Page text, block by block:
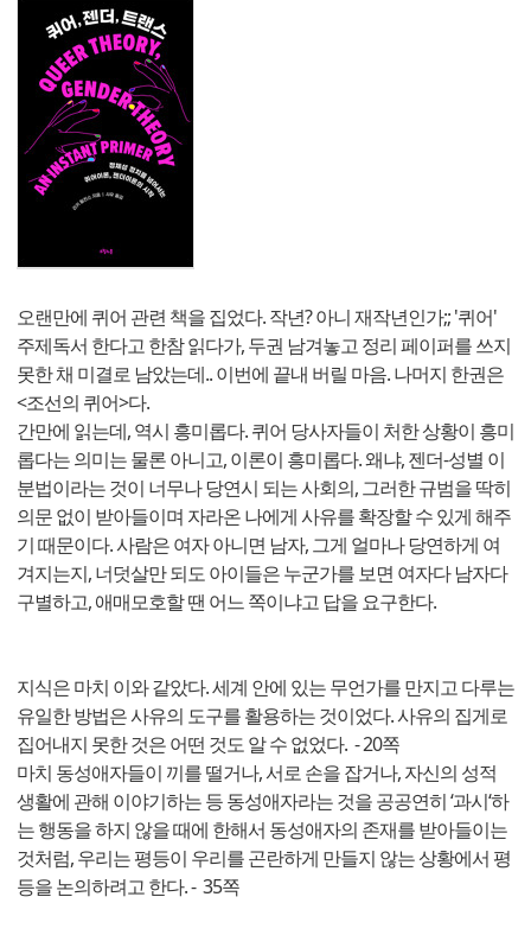
오랜만에 퀴어 관련 책을 집었다. 작년? 아니 재작년인가;; '퀴어'
주제독서 한다고 한참 읽다가, 두권 남겨놓고 정리 페이퍼를 쓰지
못한 채 미결로 남았는데.. 이번에 끝내 버릴 마음. 나머지 한권은
<조선의 퀴어>다.
간만에 읽는데, 역시 흥미롭다. 퀴어 당사자들이 처한 상황이 흥미
롭다는 의미는 물론 아니고, 이론이 흥미롭다. 왜냐, 젠더-성별 이
분법이라는 것이 너무나 당연시 되는 사회의, 그러한 규범을 딱히
의문 없이 받아들이며 자라온 나에게 사유를 확장할 수 있게 해주
기 때문이다. 사람은 여자 아니면 남자, 그게 얼마나 당연하게 여
겨지는지, 너덧살만 되도 아이들은 누군가를 보면 여자다 남자다
구별하고, 애매모호할 땐 어느 쪽이냐고 답을 요구한다.
지식은 마치 이와 같았다. 세계 안에 있는 무언가를 만지고 다루는
유일한 방법은 사유의 도구를 활용하는 것이었다. 사유의 집게로
집어내지 못한 것은 어떤 것도 알 수 없었다. - 20쪽
마치 동성애자들이 끼를 떨거나, 서로 손을 잡거나, 자신의 성적
생활에 관해 이야기하는 등 동성애자라는 것을 공공연히 ‘과시‘하
는 행동을 하지 않을 때에 한해서 동성애자의 존재를 받아들이는
것처럼, 우리는 평등이 우리를 곤란하게 만들지 않는 상황에서 평
등을 논의하려고 한다. - 35쪽